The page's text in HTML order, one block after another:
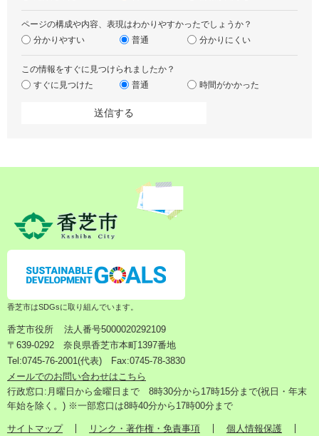
ページの構成や内容、表現はわかりやすかったでしょうか？
分かりやすい
普通 分かりにくい
この情報をすぐに見つけられましたか？
すぐに見つけた
普通 時間がかかった
香芝市はSDGsに取り組んでいます。
香芝市役所
法人番号5000020292109
〒639-0292 奈良県香芝市本町1397番地
Tel:0745-76-2001(代表) Fax:0745-78-3830
メールでのお問い合わせはこちら
行政窓口:月曜日から金曜日まで 8時30分から17時15分まで(祝日・年末
年始を除く。) ※一部窓口は8時40分から17時00分まで
サイトマップ リンク・著作権・免責事項 個人情報保護